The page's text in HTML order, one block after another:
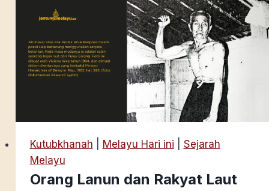
Kutubkhanah Melayu Hari ini
Sejarah
Melayu
Orang Lanun dan Rakyat Laut